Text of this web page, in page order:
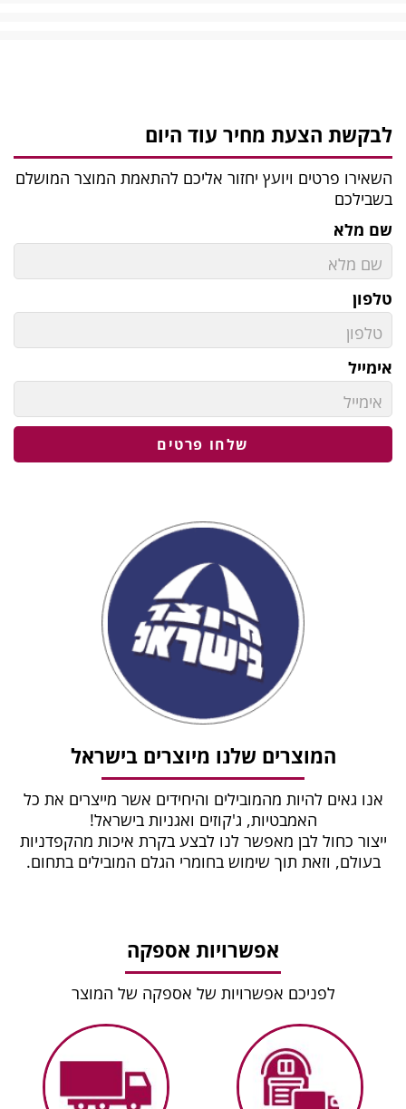
הצעת מחיר עוד היום
פרטים ויועץ יחזור אליכם להתאמת המוצר המושלם
מלא
שלחו פרטים
המוצרים שלנו מיוצרים בישראל
גאים להיות מהמובילים והיחידים אשר מייצרים את כל
האמבטיות, ג'קוזים ואגניות בישראל!
כחול לבן מאפשר לנו לבצע בקרת איכות מהקפדניות
בעולם, וזאת תוך שימוש בחומרי הגלם המובילים בתחום.
אפשרויות אספקה
לפניכם אפשרויות של אספקה של המוצר